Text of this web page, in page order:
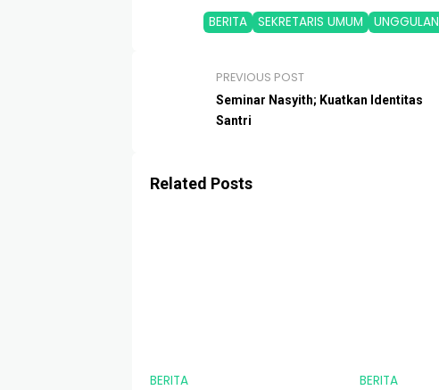
BERITA SEKRETARIS UMUM UNGGULAN
PREVIOUS POST
Seminar Nasyith; Kuatkan Identitas
Santri
Related Posts
BERITA
BERITA